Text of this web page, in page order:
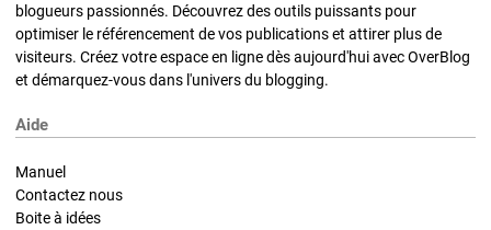
blogueurs passionnés. Découvrez des outils puissants pour
optimiser le référencement de vos publications et attirer plus de
visiteurs. Créez votre espace en ligne dès aujourd'hui avec OverBlog
et démarquez-vous dans l'univers du blogging.
Aide
Manuel
Contactez nous
Boite à idées